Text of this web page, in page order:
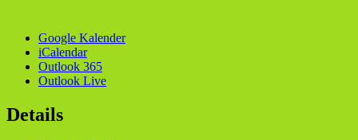
Google Kalender
iCalendar
Outlook 365
Outlook Live
Details